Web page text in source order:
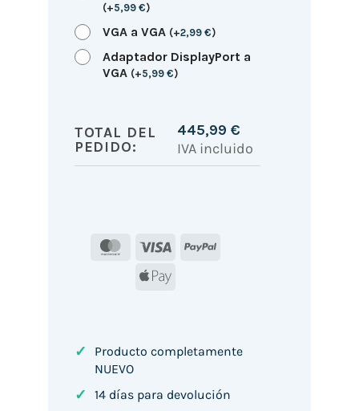
(+5,99 €)
VGA a VGA (+2,99 €)
Adaptador DisplayPort a
VGA (+5,99 €)
TOTAL DEL
PEDIDO:
445,99 €
IVA incluido
MasterCard
Visa
PayPal
Apple
✓
Producto completamente
NUEVO
✓ 14 días para devolución